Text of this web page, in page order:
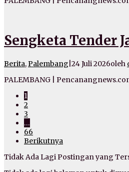
Sengketa Tender
Berita,Palembang 24 Juli 2026oleh
PALEMBANG |
1
2
3
…
66
Berikutnya
Tidak Ada Lagi Postingan yang